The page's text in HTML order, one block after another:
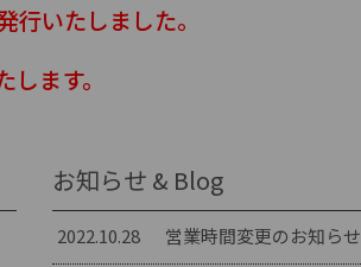
いたしました。
ます。
お知らせ & Blog
2022.10.28 営業時間変更のお知らせ